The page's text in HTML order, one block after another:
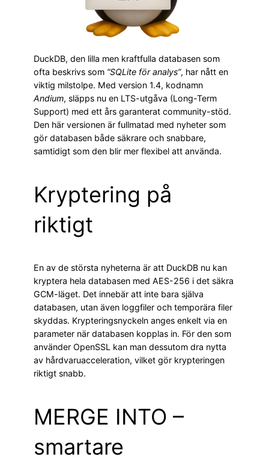
DuckDB, den lilla men kraftfulla databasen som
ofta beskrivs som ”SQLite för analys”, har nått en
viktig milstolpe. Med version 1.4, kodnamn
Andium, släpps nu en LTS-utgåva (Long-Term
Support) med ett års garanterat community-stöd.
Den här versionen är fullmatad med nyheter som
gör databasen både säkrare och snabbare,
samtidigt som den blir mer flexibel att använda.
Kryptering på
riktigt
En av de största nyheterna är att DuckDB nu kan
kryptera hela databasen med AES-256 i det säkra
GCM-läget. Det innebär att inte bara själva
databasen, utan även loggfiler och temporära filer
skyddas. Krypteringsnyckeln anges enkelt via en
parameter när databasen kopplas in. För den som
använder OpenSSL kan man dessutom dra nytta
av hårdvaruacceleration, vilket gör krypteringen
riktigt snabb.
MERGE INTO –
smartare